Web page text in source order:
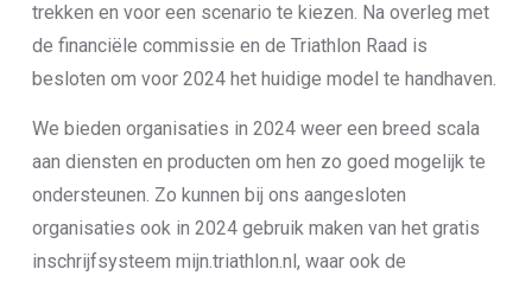
trekken en voor een scenario te kiezen. Na overleg met
de financiële commissie en de Triathlon Raad is
besloten om voor 2024 het huidige model te handhaven.
We bieden organisaties in 2024 weer een breed scala
aan diensten en producten om hen zo goed mogelijk te
ondersteunen. Zo kunnen bij ons aangesloten
organisaties ook in 2024 gebruik maken van het gratis
inschrijfsysteem mijn.triathlon.nl, waar ook de